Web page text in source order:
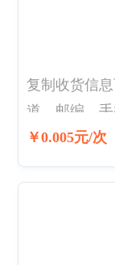
复制收货信
道、邮编、
操作。特别
￥0.005元/次